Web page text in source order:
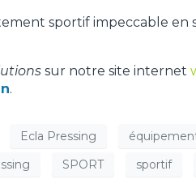
sportif impeccable
sur notre site internet
.
Ecla Pressing
SPORT sportif